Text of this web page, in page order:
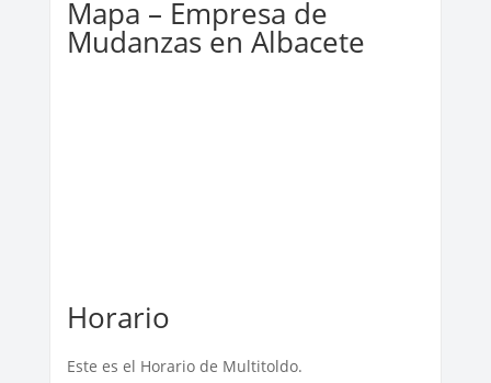
Mapa – Empresa de
Mudanzas en Albacete
Horario
Este es el Horario de Multitoldo.